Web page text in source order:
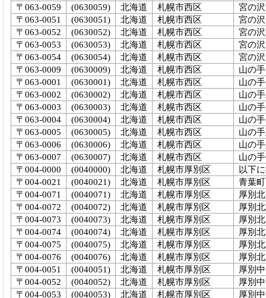
〒063-0059
(0630059) 北海道 札幌市西区
宮の沢
〒063-0051
(0630051) 北海道 札幌市西区
宮の
〒063-0052
(0630052) 北海道 札幌市西区
宮の
〒063-0053
(0630053) 北海道 札幌市西区
宮の
〒063-0054
(0630054) 北海道 札幌市西区
宮の
〒063-0009
(0630009) 北海道 札幌市西区
山の手
〒063-0001
(0630001) 北海道 札幌市西区
山の
〒063-0002
(0630002) 北海道 札幌市西区
山の
〒063-0003
(0630003) 北海道 札幌市西区
山の
〒063-0004
(0630004) 北海道 札幌市西区
山の
〒063-0005
(0630005) 北海道 札幌市西区
山の
〒063-0006
(0630006) 北海道 札幌市西区
山の
〒063-0007
(0630007) 北海道 札幌市西区
山の
〒004-0000
(0040000) 北海道 札幌市厚別区
以下
〒004-0021
(0040021) 北海道 札幌市厚別区
青葉町
〒004-0071
(0040071) 北海道 札幌市厚別区
厚別
〒004-0072
(0040072) 北海道 札幌市厚別区
厚別
〒004-0073
(0040073) 北海道 札幌市厚別区
厚別
〒004-0074
(0040074) 北海道 札幌市厚別区
厚別
〒004-0075
(0040075) 北海道 札幌市厚別区
厚別
〒004-0076
(0040076) 北海道 札幌市厚別区
厚別
〒004-0051
(0040051) 北海道 札幌市厚別区
厚別
〒004-0052
(0040052) 北海道 札幌市厚別区
厚別
〒004-0053
(0040053) 北海道 札幌市厚別区 厚別